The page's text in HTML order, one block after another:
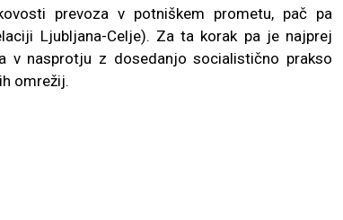
prevoza v potniškem prometu, pač pa
Ljubljana-Celje). Za ta korak pa je najprej
v nasprotju z dosedanjo socialistično prakso
omrežij.